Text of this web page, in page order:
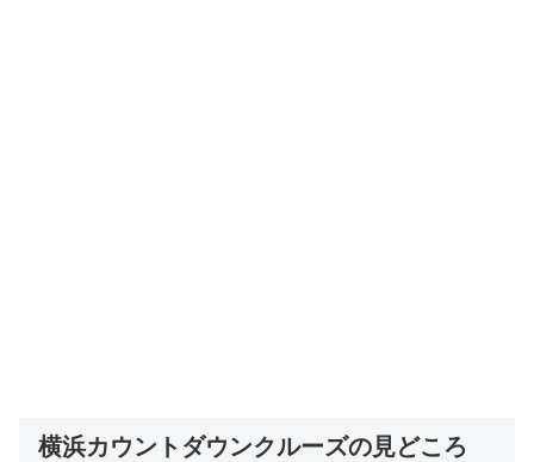
横浜カウントダウンクルーズの見どころ